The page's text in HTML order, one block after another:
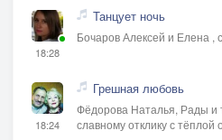
18:28
Танцует ночь
Бочаров Алексей и Елена ,
18:24
Грешная любовь
Фёдорова Наталья, Рады и
славному отклику с